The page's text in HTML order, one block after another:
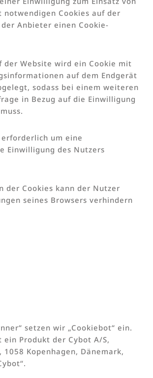
notwendigen Cookies auf der
Anbieter einen Cookie-
der Website wird ein Cookie mit
auf dem Endgerät
sodass bei einem weiteren
in Bezug auf die Einwilligung
um eine
Einwilligung des Nutzers
der Cookies kann der Nutzer
seines Browsers verhindern
setzen wir „Cookiebot“ ein.
ein Produkt der Cybot A/S,
1058 Kopenhagen, Dänemark,